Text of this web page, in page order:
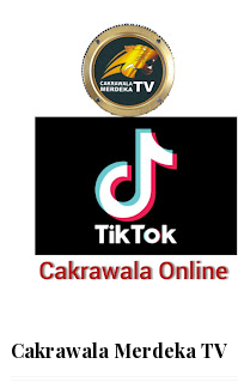
Cakrawala Merdeka TV